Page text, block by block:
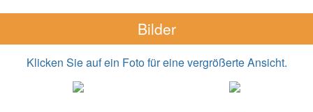
Bilder
Klicken Sie auf ein Foto für eine vergrößerte Ansicht.